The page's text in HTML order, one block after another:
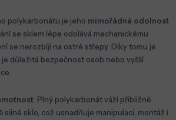
polykarbonátu je jeho mimořádná odolnost
se sklem lépe odolává mechanickému
se nerozbíjí na ostré střepy. Díky tomu je
důležitá bezpečnost osob nebo vyšší
. Plný polykarbonát váží přibližně
silné sklo, což usnadňuje manipulaci, montáž i